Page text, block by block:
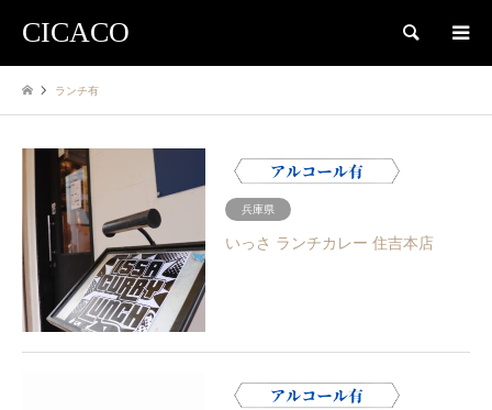
CICACO 検索
ランチ有
兵庫県
いっさ ランチカレー 住吉本店